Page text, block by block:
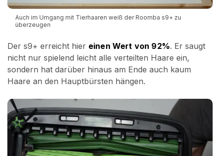
Auch im Umgang mit Tierhaaren weiß der Roomba s9+ zu
überzeugen
Der s9+ erreicht hier einen Wert von 92%. Er saugt
nicht nur spielend leicht alle verteilten Haare ein,
sondern hat darüber hinaus am Ende auch kaum
Haare an den Hauptbürsten hängen.